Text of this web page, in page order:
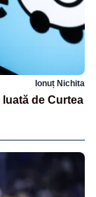
Ionuț Nichita
de Curtea